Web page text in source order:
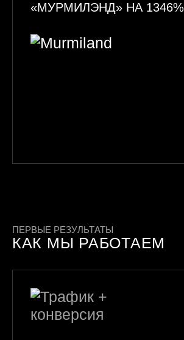
«МУРМИЛЭНД» НА 1346%
ПЕРВЫЕ РЕЗУЛЬТАТЫ
КАК МЫ РАБОТАЕМ